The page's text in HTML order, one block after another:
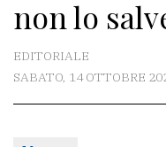
Meteo
non lo
EDITORIALE
SABATO, 14 OTTOBRE